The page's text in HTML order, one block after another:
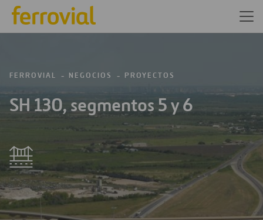
FERROVIAL NEGOCIOS PROYECTOS
SH 130, segmentos 5 y 6